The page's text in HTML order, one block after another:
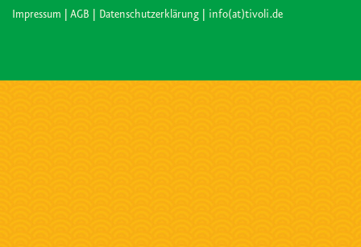
Impressum AGB Datenschutzerklärung | info(at)tivoli.de